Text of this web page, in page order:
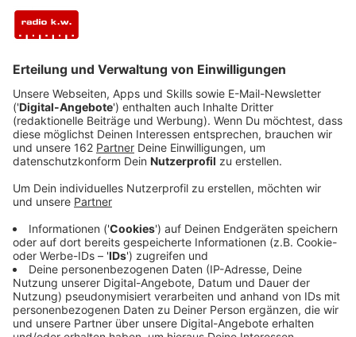
ist beheizt, so dass auch keiner friert. Tickets gibt es
bei der Touristen-Information Xanten. Die Preise
Sitzplatz.
Anzeige
Eisstockschießen am Plaza del Mar
Am Xantener Hafen könnt ihr in diesem Winter wieder
eisstockschießen. Ob als Ausflug mit den Kindern oder
nach dem Besuch auf dem Xantener Weihnachtsmarkt.
Die Eisbahn am Plaza del Mar ist noch bis zum 5.
Januar immer von 9 Uhr bis 22 Uhr geöffnet. Eine
Reservierung ist jedoch erforderlich. Das geht